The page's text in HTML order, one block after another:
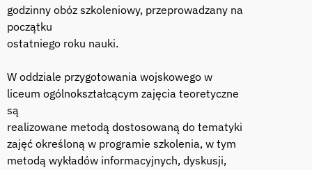
godzinny obóz szkoleniowy, przeprowadzany na
początku
ostatniego roku nauki.
W oddziale przygotowania wojskowego w
liceum ogólnokształcącym zajęcia teoretyczne
są
realizowane metodą dostosowaną do tematyki
zajęć określoną w programie szkolenia, w tym
metodą wykładów informacyjnych, dyskusji,